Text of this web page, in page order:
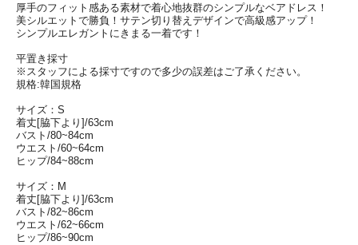
厚手のフィット感ある素材で着心地抜群のシンプルなベアドレス！
美シルエットで勝負！サテン切り替えデザインで高級感アップ！
シンプルエレガントにきまる一着です！
平置き採寸
※スタッフによる採寸ですので多少の誤差はご了承ください。
規格:韓国規格
サイズ：S
着丈[脇下より]/63cm
バスト/80~84cm
ウエスト/60~64cm
ヒップ/84~88cm
サイズ：M
着丈[脇下より]/63cm
バスト/82~86cm
ウエスト/62~66cm
ヒップ/86~90cm